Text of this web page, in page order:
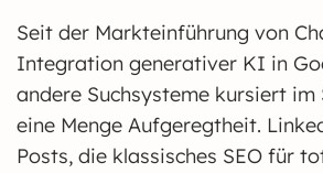
Seit der Markteinführung von
Integration generativer KI in
andere Suchsysteme kursiert im
eine Menge Aufgeregtheit.
Posts, die klassisches SEO für